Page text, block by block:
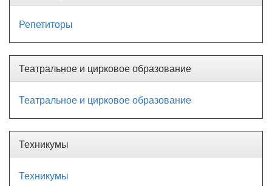
Репетиторы
Театральное и цирковое образование
Театральное и цирковое образование
Техникумы
Техникумы